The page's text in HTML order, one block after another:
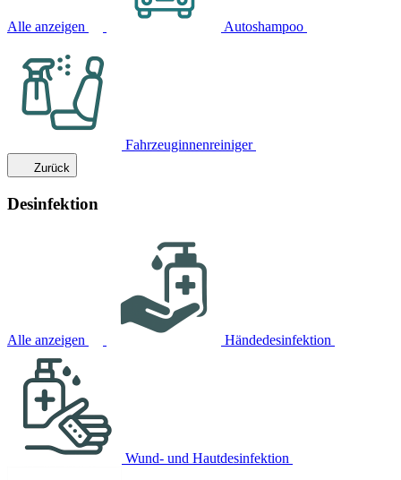
Alle anzeigen Autoshampoo
Fahrzeuginnenreiniger
Zurück
Desinfektion
Alle anzeigen Händedesinfektion
Wund- und Hautdesinfektion